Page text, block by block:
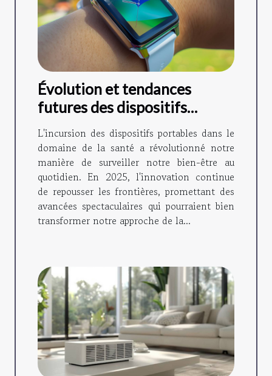
Évolution et tendances
futures des dispositifs
portables santé en 2025
L'incursion des dispositifs portables dans le
domaine de la santé a révolutionné notre
manière de surveiller notre bien-être au
quotidien. En 2025, l'innovation continue
de repousser les frontières, promettant des
avancées spectaculaires qui pourraient bien
transformer notre approche de la...